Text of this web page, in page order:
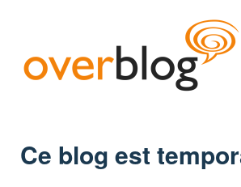
Ce blog est